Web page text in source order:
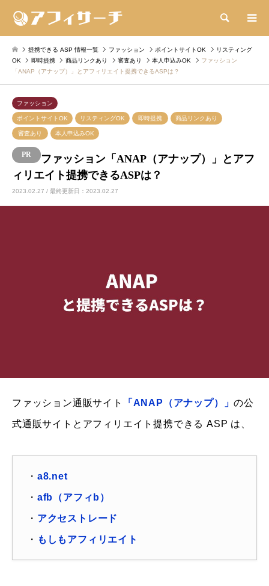
検索
提携できる ASP 情報一覧 ファッション ポイントサイトOK
リスティング
OK
即時提携 商品リンクあり 審査あり 本人申込みOK
ファッション
「ANAP（アナップ）」とアフィリエイト提携できるASPは？
ファッション
ポイントサイトOK リスティングOK 即時提携 商品リンクあり
審査あり 本人申込みOK
ファッション「ANAP（アナップ）」とアフ
ィリエイト提携できるASPは？
2023.02.27 / 最終更新日：2023.02.27
ファッション通販サイト 「ANAP（アナップ）」の公
式通販サイトとアフィリエイト提携できる ASP は、
・ a8.net
・ afb（アフィb）
・ アクセストレード
・ もしもアフィリエイト